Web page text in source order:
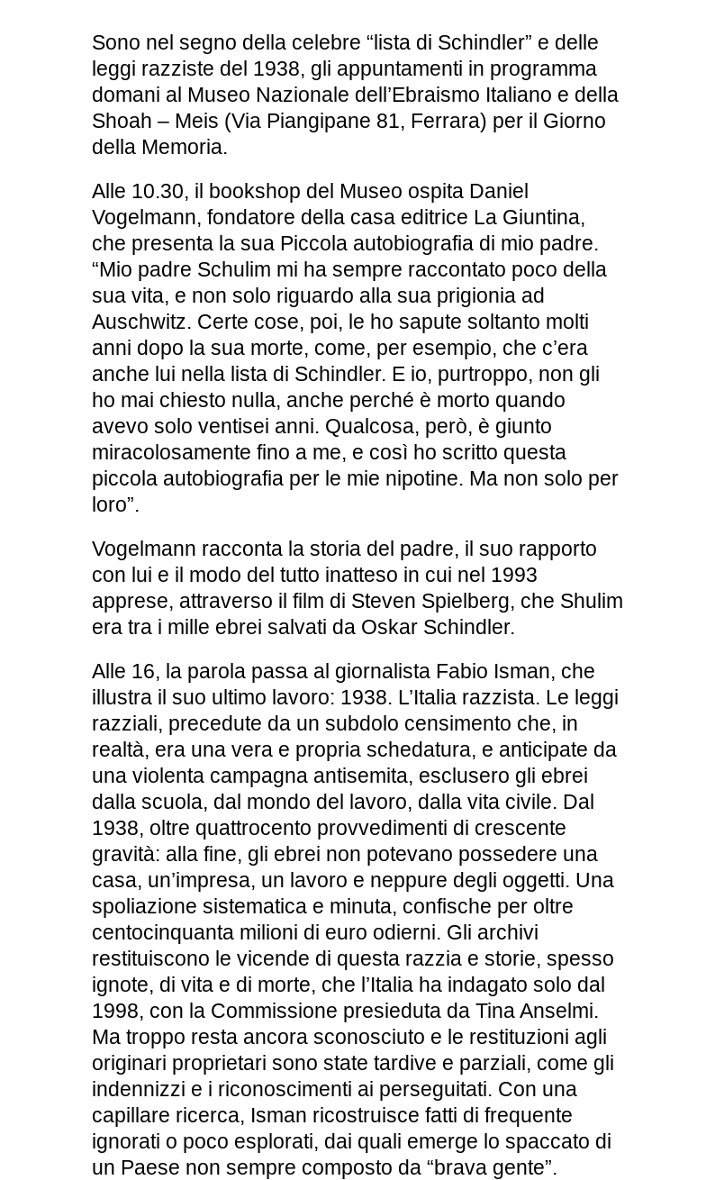
Sono nel segno della celebre “lista di Schindler” e delle
leggi razziste del 1938, gli appuntamenti in programma
domani al Museo Nazionale dell’Ebraismo Italiano e della
Shoah – Meis (Via Piangipane 81, Ferrara) per il Giorno
della Memoria.
Alle 10.30, il bookshop del Museo ospita Daniel
Vogelmann, fondatore della casa editrice La Giuntina,
che presenta la sua Piccola autobiografia di mio padre.
“Mio padre Schulim mi ha sempre raccontato poco della
sua vita, e non solo riguardo alla sua prigionia ad
Auschwitz. Certe cose, poi, le ho sapute soltanto molti
anni dopo la sua morte, come, per esempio, che c’era
anche lui nella lista di Schindler. E io, purtroppo, non gli
ho mai chiesto nulla, anche perché è morto quando
avevo solo ventisei anni. Qualcosa, però, è giunto
miracolosamente fino a me, e così ho scritto questa
piccola autobiografia per le mie nipotine. Ma non solo per
loro”.
Vogelmann racconta la storia del padre, il suo rapporto
con lui e il modo del tutto inatteso in cui nel 1993
apprese, attraverso il film di Steven Spielberg, che Shulim
era tra i mille ebrei salvati da Oskar Schindler.
Alle 16, la parola passa al giornalista Fabio Isman, che
illustra il suo ultimo lavoro: 1938. L’Italia razzista. Le leggi
razziali, precedute da un subdolo censimento che, in
realtà, era una vera e propria schedatura, e anticipate da
una violenta campagna antisemita, esclusero gli ebrei
dalla scuola, dal mondo del lavoro, dalla vita civile. Dal
1938, oltre quattrocento provvedimenti di crescente
gravità: alla fine, gli ebrei non potevano possedere una
casa, un’impresa, un lavoro e neppure degli oggetti. Una
spoliazione sistematica e minuta, confische per oltre
centocinquanta milioni di euro odierni. Gli archivi
restituiscono le vicende di questa razzia e storie, spesso
ignote, di vita e di morte, che l’Italia ha indagato solo dal
1998, con la Commissione presieduta da Tina Anselmi.
Ma troppo resta ancora sconosciuto e le restituzioni agli
originari proprietari sono state tardive e parziali, come gli
indennizzi e i riconoscimenti ai perseguitati. Con una
capillare ricerca, Isman ricostruisce fatti di frequente
ignorati o poco esplorati, dai quali emerge lo spaccato di
un Paese non sempre composto da “brava gente”.